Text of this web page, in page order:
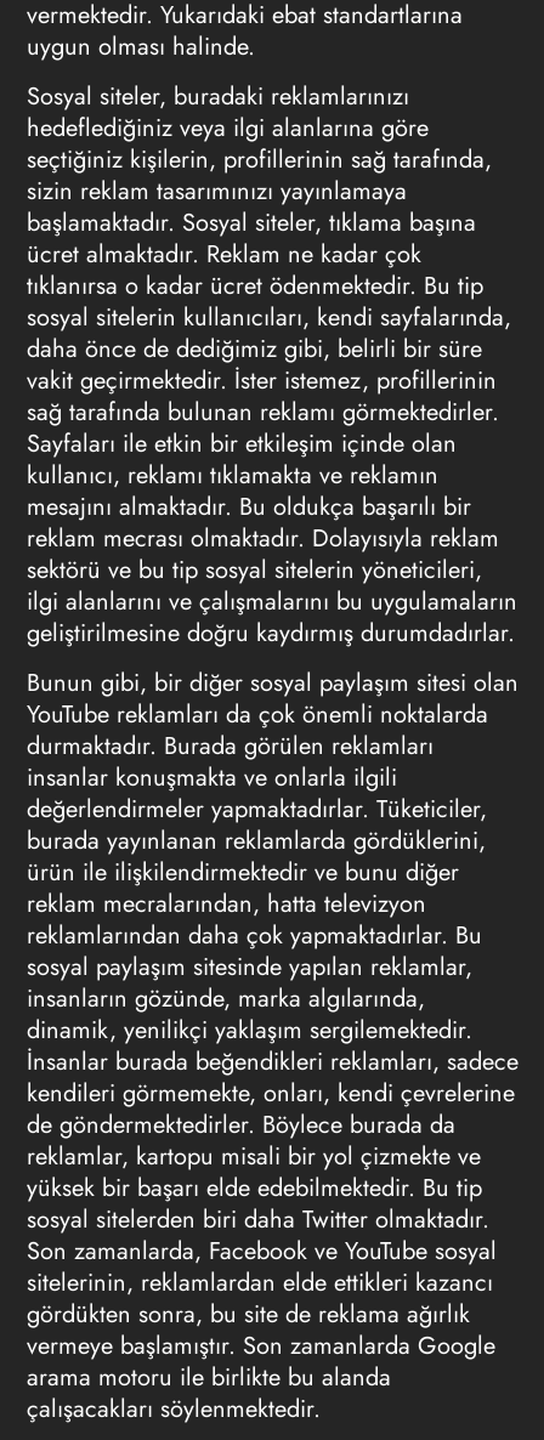
vermektedir. Yukarıdaki ebat standartlarına
uygun olması halinde.
Sosyal siteler, buradaki reklamlarınızı
hedeflediğiniz veya ilgi alanlarına göre
seçtiğiniz kişilerin, profillerinin sağ tarafında,
sizin reklam tasarımınızı yayınlamaya
başlamaktadır. Sosyal siteler, tıklama başına
ücret almaktadır. Reklam ne kadar çok
tıklanırsa o kadar ücret ödenmektedir. Bu tip
sosyal sitelerin kullanıcıları, kendi sayfalarında,
daha önce de dediğimiz gibi, belirli bir süre
vakit geçirmektedir. İster istemez, profillerinin
sağ tarafında bulunan reklamı görmektedirler.
Sayfaları ile etkin bir etkileşim içinde olan
kullanıcı, reklamı tıklamakta ve reklamın
mesajını almaktadır. Bu oldukça başarılı bir
reklam mecrası olmaktadır. Dolayısıyla reklam
sektörü ve bu tip sosyal sitelerin yöneticileri,
ilgi alanlarını ve çalışmalarını bu uygulamaların
geliştirilmesine doğru kaydırmış durumdadırlar.
Bunun gibi, bir diğer sosyal paylaşım sitesi olan
YouTube reklamları da çok önemli noktalarda
durmaktadır. Burada görülen reklamları
insanlar konuşmakta ve onlarla ilgili
değerlendirmeler yapmaktadırlar. Tüketiciler,
burada yayınlanan reklamlarda gördüklerini,
ürün ile ilişkilendirmektedir ve bunu diğer
reklam mecralarından, hatta televizyon
reklamlarından daha çok yapmaktadırlar. Bu
sosyal paylaşım sitesinde yapılan reklamlar,
insanların gözünde, marka algılarında,
dinamik, yenilikçi yaklaşım sergilemektedir.
İnsanlar burada beğendikleri reklamları, sadece
kendileri görmemekte, onları, kendi çevrelerine
de göndermektedirler. Böylece burada da
reklamlar, kartopu misali bir yol çizmekte ve
yüksek bir başarı elde edebilmektedir. Bu tip
sosyal sitelerden biri daha Twitter olmaktadır.
Son zamanlarda, Facebook ve YouTube sosyal
sitelerinin, reklamlardan elde ettikleri kazancı
gördükten sonra, bu site de reklama ağırlık
vermeye başlamıştır. Son zamanlarda Google
arama motoru ile birlikte bu alanda
çalışacakları söylenmektedir.